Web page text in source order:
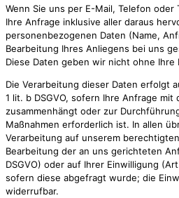
Wenn Sie uns per E-Mail, Telefon
Ihre Anfrage inklusive aller daraus
personenbezogenen Daten (Name,
Bearbeitung Ihres Anliegens bei uns
Diese Daten geben wir nicht ohne Ihre
Die Verarbeitung dieser Daten erfolgt
1 lit. b DSGVO, sofern Ihre Anfrage
zusammenhängt oder zur
Maßnahmen erforderlich ist. In allen
Verarbeitung auf unserem
Bearbeitung der an uns gerichteten
DSGVO) oder auf Ihrer Einwilligung
sofern diese abgefragt wurde; die
widerrufbar.